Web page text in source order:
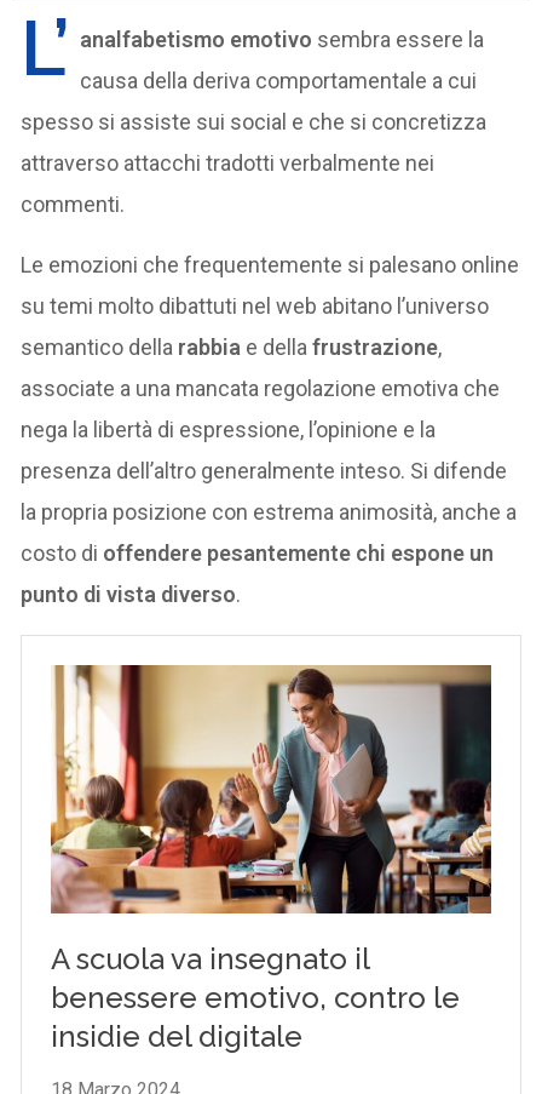
L’ analfabetismo emotivo sembra essere la
causa della deriva comportamentale a cui
spesso si assiste sui social e che si concretizza
attraverso attacchi tradotti verbalmente nei
commenti.
Le emozioni che frequentemente si palesano online
su temi molto dibattuti nel web abitano l’universo
semantico della rabbia e dellafrustrazione,
associate a una mancata regolazione emotiva che
nega la libertà di espressione, l’opinione e la
presenza dell’altro generalmente inteso. Si difende
la propria posizione con estrema animosità, anche a
costo di offendere pesantemente chi espone un
punto di vista diverso.